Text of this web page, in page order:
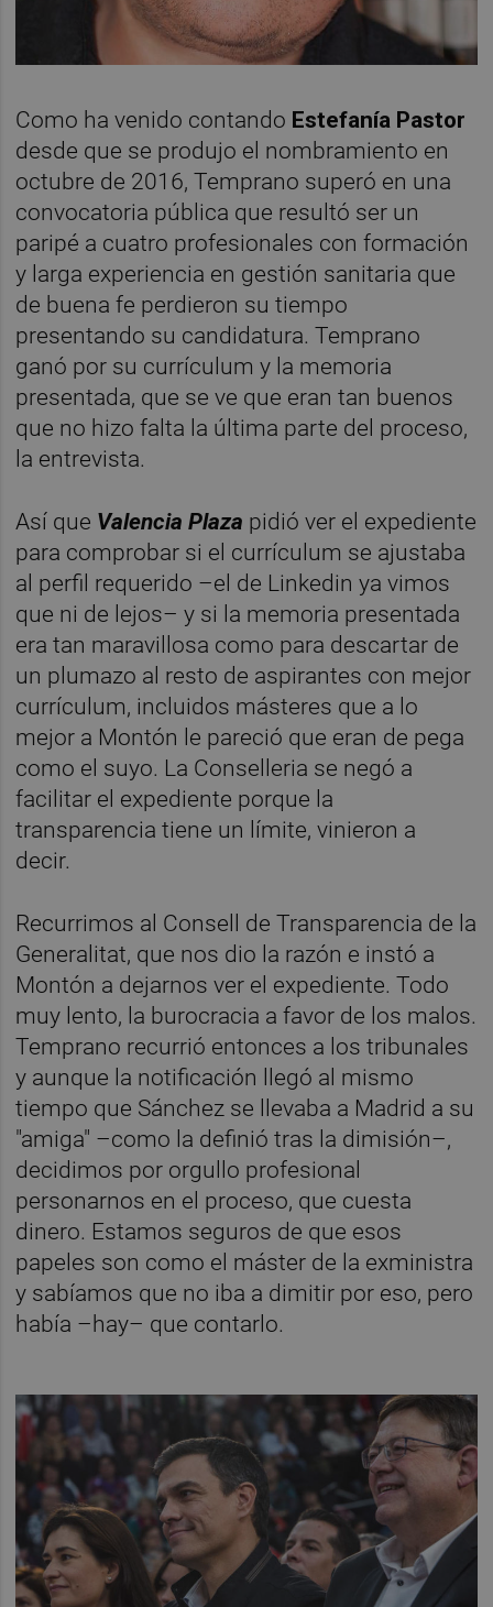
Como ha venido contando Estefanía Pastor
desde que se produjo el nombramiento en
octubre de 2016, Temprano superó en una
convocatoria pública que resultó ser un
paripé a cuatro profesionales con formación
y larga experiencia en gestión sanitaria que
de buena fe perdieron su tiempo
presentando su candidatura. Temprano
ganó por su currículum y la memoria
presentada, que se ve que eran tan buenos
que no hizo falta la última parte del proceso,
la entrevista.
Así que Valencia Plaza pidió ver el expediente
para comprobar si el currículum se ajustaba
al perfil requerido –el de Linkedin ya vimos
que ni de lejos– y si la memoria presentada
era tan maravillosa como para descartar de
un plumazo al resto de aspirantes con mejor
currículum, incluidos másteres que a lo
mejor a Montón le pareció que eran de pega
como el suyo. La Conselleria se negó a
facilitar el expediente porque la
transparencia tiene un límite, vinieron a
decir.
Recurrimos al Consell de Transparencia de la
Generalitat, que nos dio la razón e instó a
Montón a dejarnos ver el expediente. Todo
muy lento, la burocracia a favor de los malos.
Temprano recurrió entonces a los tribunales
y aunque la notificación llegó al mismo
tiempo que Sánchez se llevaba a Madrid a su
"amiga" –como la definió tras la dimisión–,
decidimos por orgullo profesional
personarnos en el proceso, que cuesta
dinero. Estamos seguros de que esos
papeles son como el máster de la exministra
y sabíamos que no iba a dimitir por eso, pero
había –hay– que contarlo.